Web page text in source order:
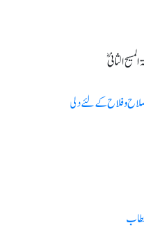
الثانیؓ
و فلاح کے لئے دلی